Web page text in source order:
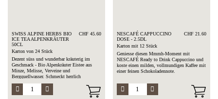
SWISS ALPINE HERBS BIO
ICE TEA ALPENKRÄUTER
50CL
CHF 45.60
Karton von 24 Stück
Dezent süss und wunderbar kräuterig im
Geschmack - Bio Alpenkräuter Eistee aus
Minze, Melisse, Verveine und
Bergquellwasser. Schmeckt herrlich
NESCAFÉ CAPPUCCINO
DOSE - 2.5DL
CHF 21.60
Karton mit 12 Stück
Geniesse diesen Mmmh-Moment mit
NESCAFÉ Ready to Drink Cappuccino und
koste einen milden, vollmundigen Kaffee mit
einer feinen Schokoladennote.